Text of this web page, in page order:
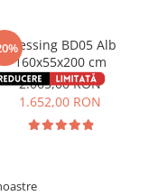
Dressing BD05 Alb
160x55x200 cm
2.065,00 RON
1.652,00 RON